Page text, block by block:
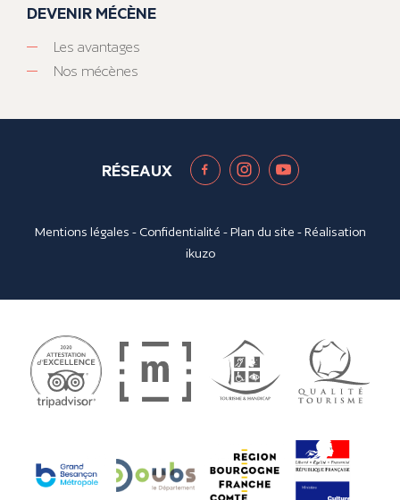
DEVENIR MÉCÈNE
Les avantages
Nos mécènes
RÉSEAUX
Mentions légales - Confidentialité -Plan du site - Réalisation
ikuzo